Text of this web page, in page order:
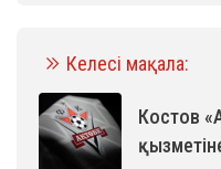
Келесі мақала:
Костов